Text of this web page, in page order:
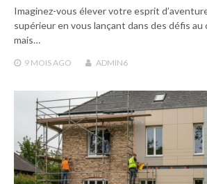
Imaginez-vous élever votre esprit
supérieur en vous lançant dans des défis
mais…
9 MOIS AGO ADMIN6